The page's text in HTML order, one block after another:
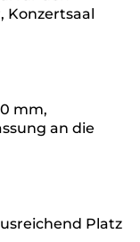
Konzertsaal
mm,
an die
Platz